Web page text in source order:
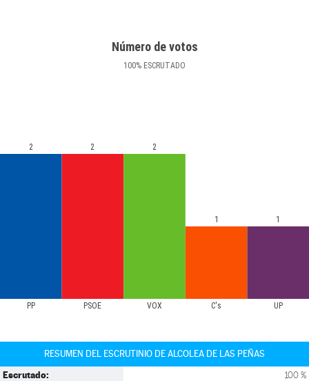
Número de votos
100% ESCRUTADO
PP PSOE VOX C's UP
2 2 2
1 1
RESUMEN DEL ESCRUTINIO DE ALCOLEA DE LAS PEÑAS
Escrutado: 100 %